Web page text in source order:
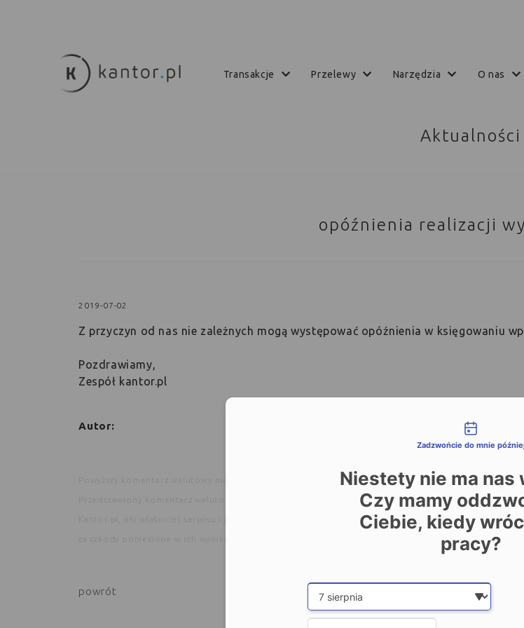
transakcje przelewy narzędzia o nas
Aktualności
opóźnienia realizacji
2019-07-02
Z przyczyn od nas nie zależnych mogą występować opóźnienia w księgowaniu
Pozdrawiamy,
Zespół kantor.pl
Autor:
Powyższy komentarz walutowy ma charakter wyłącznie informacyjny i nie jest rekomendacją w
Przedstawiony komentarz walutowy i przedstawione prognozy walutowe nie powinny stanowić
Kantor.pl, ani właściciel serwisu i jego partnerzy nie ponoszą odpowiedzialności za decyzje
za szkody poniesione w ich wyniku. Kopiowanie bądź powielanie niniejszego opracowania bez
powrót
Zadzwońcie do mnie
Niestety nie ma nas
Czy mamy
Ciebie, kiedy
pracy?
Date and